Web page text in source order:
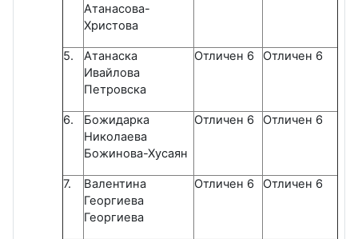
Атанасова-
Христова
5.
Атанаска
Ивайлова
Петровска
Отличен 6 Отличен 6
6.
Божидарка
Николаева
Божинова-Хусаян
Отличен 6 Отличен 6
7.
Валентина
Георгиева
Георгиева
Отличен 6 Отличен 6